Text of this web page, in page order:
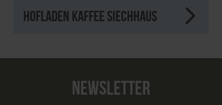
Hofladen Kaffee Siechhaus
NEWSLETTER